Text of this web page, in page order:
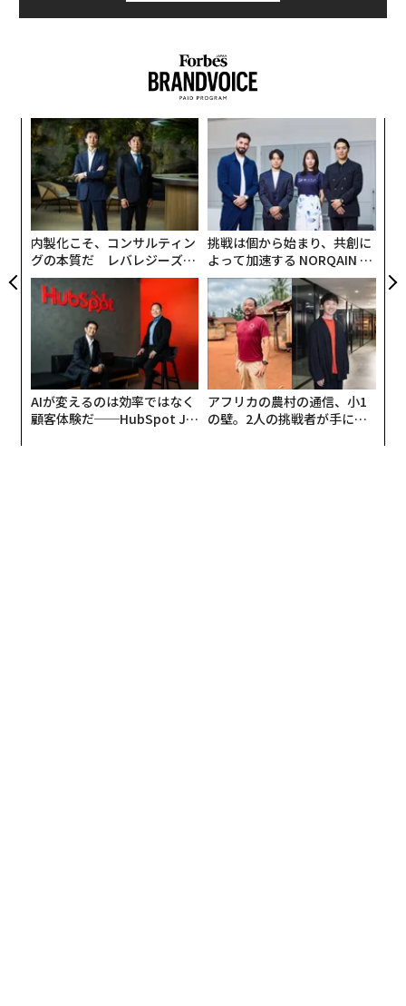
内製化こそ、コンサルティン
グの本質だ レバレジーズが
実践する、次世代ファームの
全貌
挑戦は個から始まり、共創に
よって加速する NORQAIN JA
PAN 特別座談会
AIが変えるのは効率ではなく
顧客体験だ──HubSpot Ja
アフリカの農村の通信、小1
の壁。2人の挑戦者が手にし